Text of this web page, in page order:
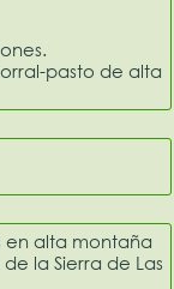
pasto de alta
en alta montaña
la Sierra de Las